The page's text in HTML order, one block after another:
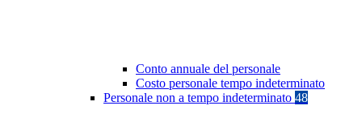
Conto annuale del personale
Costo personale tempo indeterminato
Personale non a tempo indeterminato 48